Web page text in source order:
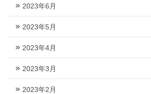
2023年6月
2023年5月
2023年4月
2023年3月
2023年2月